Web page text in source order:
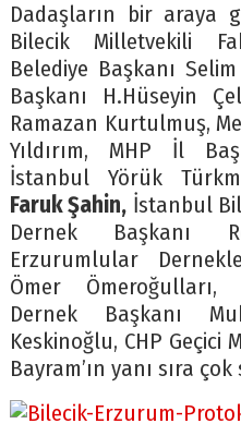
Dadaşların bir araya
Bilecik Milletvekili
Belediye Başkanı
Başkanı H.Hüseyin
Ramazan Kurtulmuş,
Yıldırım, MHP İl
İstanbul Yörük
Faruk Şahin, İstanbul
Dernek Başkanı
Erzurumlular
Ömer Ömeroğulları,
Dernek Başkanı
Keskinoğlu, CHP Geçici
Bayram’ın yanı sıra